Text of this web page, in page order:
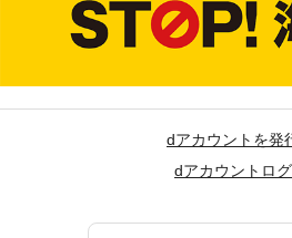
dアカウントを発
dアカウントロ